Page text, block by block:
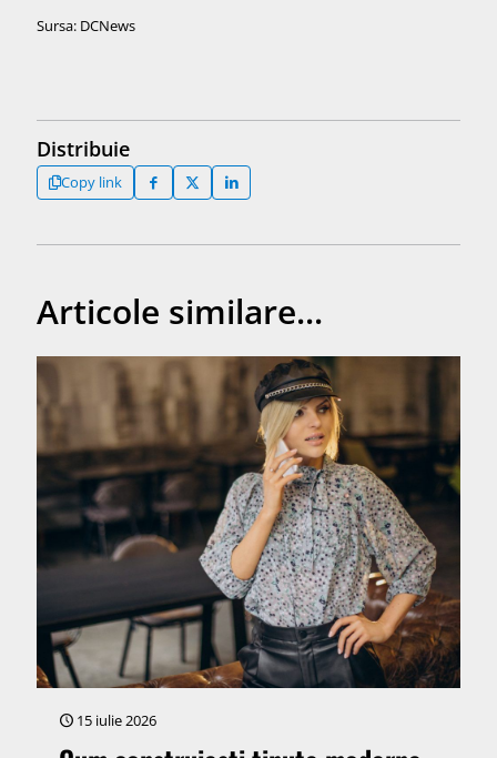
Sursa: DCNews
Distribuie
Copy link
Articole similare...
15 iulie 2026